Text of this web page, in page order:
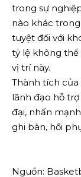
trong sự
nào khác
tuyệt đối với
tỷ lệ không thể
vị trí này.
Thành tích của
lãnh đạo hỗ
đại, nhấn
ghi bàn, hồi
Nguồn: